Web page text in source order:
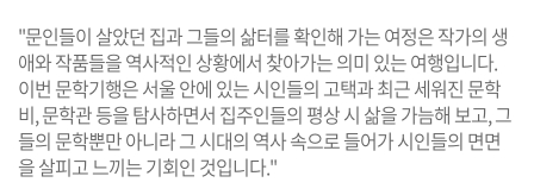
"문인들이 살았던 집과 그들의 삶터를 확인해 가는 여정은 작가의 생
애와 작품들을 역사적인 상황에서 찾아가는 의미 있는 여행입니다.
이번 문학기행은 서울 안에 있는 시인들의 고택과 최근 세워진 문학
비, 문학관 등을 탐사하면서 집주인들의 평상 시 삶을 가늠해 보고, 그
들의 문학뿐만 아니라 그 시대의 역사 속으로 들어가 시인들의 면면
을 살피고 느끼는 기회인 것입니다."